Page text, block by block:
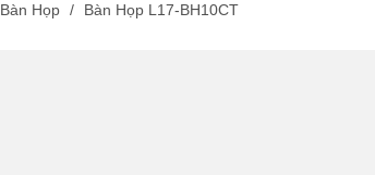
Bàn Họp / Bàn Họp L17-BH10CT